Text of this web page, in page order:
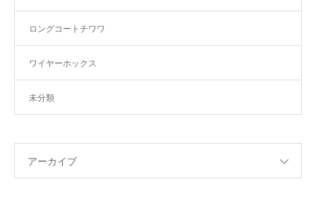
ロングコートチワワ
ワイヤーホックス
未分類
アーカイブ